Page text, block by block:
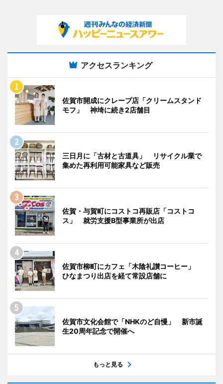
アクセスランキング
佐賀市開成にクレープ店「クリームスタンド
モフ」 神埼に続き2店舗目
三日月に「古材と古道具」 リサイクル業で
集めた再利用可能家具など販売
佐賀・与賀町にコストコ再販店「コストコ
ス」 就労支援B型事業所が出店
佐賀市柳町にカフェ「木陰礼讃コーヒー」
ひなまつり出店を経て常設店舗に
佐賀市文化会館で「NHKのど自慢」 新市誕
生20周年記念で開催へ
もっと見る